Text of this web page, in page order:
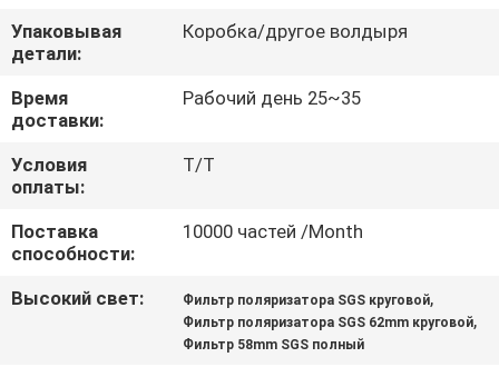
СВЯЖИТЕСЬ
МЫ
СПРОСИТЕ
ЦИТАТУ
КАРТА
Упаковывая
детали:
Коробка/другое волдыря
Время
доставки:
Рабочий день 25~35
Условия
оплаты:
Т/Т
Поставка
способности:
10000 частей /Month
Высокий свет: Фильтр поляризатора SGS круговой,
Фильтр поляризатора SGS 62mm круговой,
Фильтр 58mm SGS полный